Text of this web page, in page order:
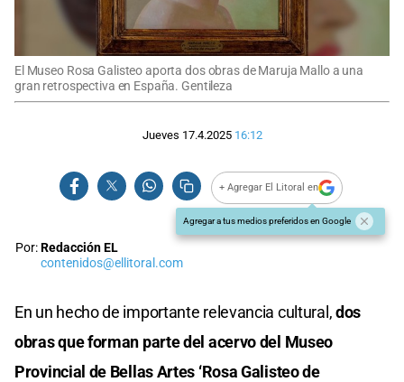
El Museo Rosa Galisteo aporta dos obras de Maruja Mallo a una
gran retrospectiva en España. Gentileza
Jueves 17.4.2025 16:12
+ Agregar El Litoral en
Agregar a tus medios preferidos en Google
Por:Redacción EL
contenidos@ellitoral.com
En un hecho de importante relevancia cultural,dos
obras que forman parte del acervo del Museo
Provincial de Bellas Artes ‘Rosa Galisteo de